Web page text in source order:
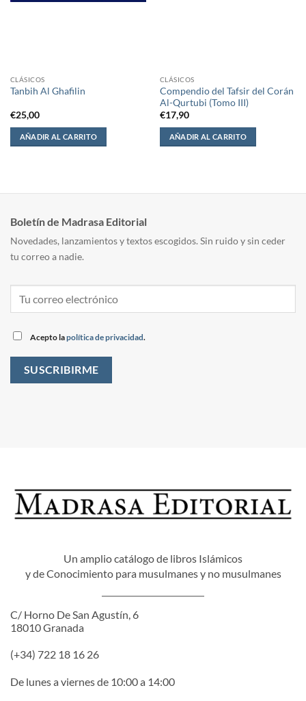
CLÁSICOS
Tanbih Al Ghafilin
€25,00
AÑADIR AL CARRITO
CLÁSICOS
Compendio del Tafsir del Corán
Al-Qurtubi (Tomo III)
€17,90
AÑADIR AL CARRITO
Boletín de Madrasa Editorial
Novedades, lanzamientos y textos escogidos. Sin ruido y sin ceder
tu correo a nadie.
Acepto lapolítica de privacidad
Un amplio catálogo de libros Islámicos
y de Conocimiento para musulmanes y no musulmanes
C/ Horno De San Agustín, 6
18010 Granada
(+34) 722 18 16 26
De lunes a viernes de 10:00 a 14:00